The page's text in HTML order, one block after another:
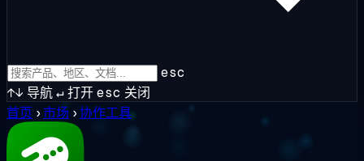
esc
↑↓ 导航↵打开esc 关闭
首页 ›市场 ›协作工具